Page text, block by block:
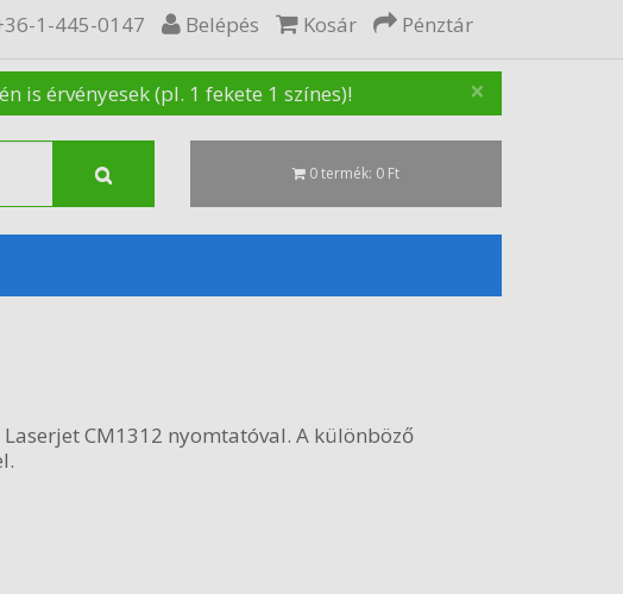
1-445-0147 Belépés Kosár Pénztár
×
is érvényesek (pl. 1 fekete 1 színes)!
0 termék: 0 Ft
CM1312 nyomtatóval. A különböző